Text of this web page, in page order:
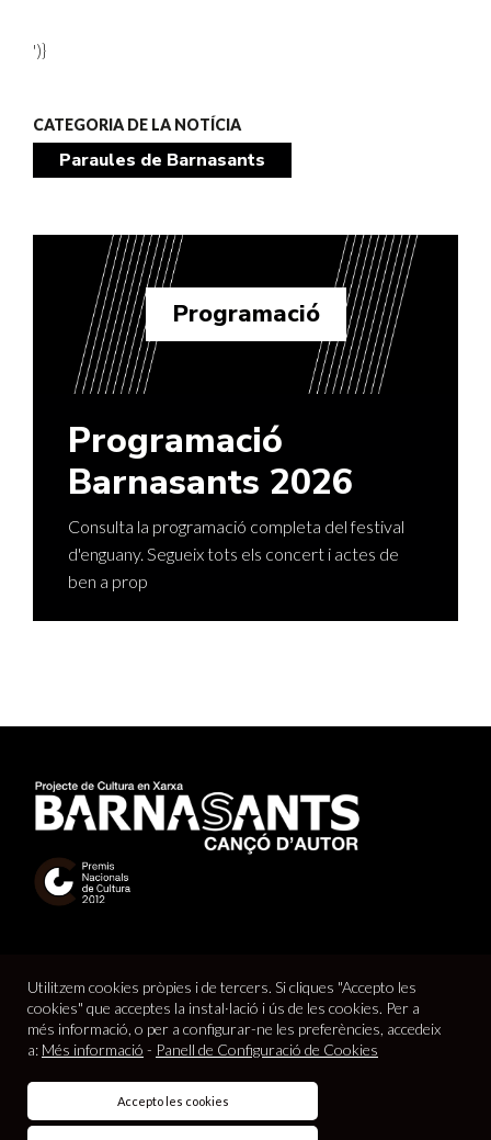
')}
CATEGORIA DE LA NOTÍCIA
Paraules de Barnasants
Programació
Programació
Barnasants 2026
Consulta la programació completa del festival
d'enguany. Segueix tots els concert i actes de
ben a prop
© 2026BarnasantsProjecte de Cultura en Xarxa |
Política de cookies|Política de privacitat
Utilitzem cookies pròpies i de tercers. Si cliques "Accepto les
cookies" que acceptes la instal·lació i ús de les cookies. Per a
més informació, o per a configurar-ne les preferències, accedeix
a: Més informació - Panell de Configuració de Cookies
Accepto les cookies